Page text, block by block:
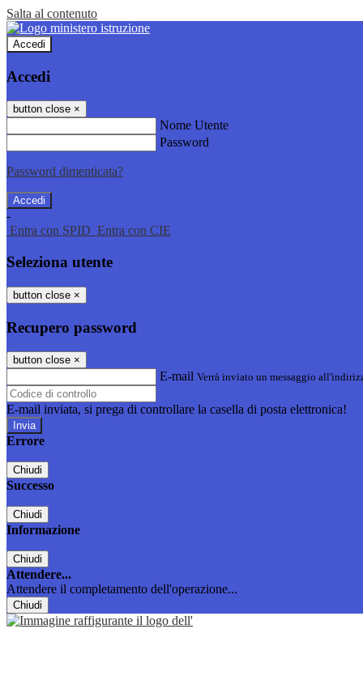
Salta al contenuto
Accedi
Accedi
button close ×
Nome Utente
Password
Password dimenticata?
-
Entra con SPID Entra con CIE
Seleziona utente
button close ×
Recupero password
button close ×
E-mail Verrà inviato un messaggio
E-mail inviata, si prega di controllare la casella di posta elettronica!
Errore
Chiudi
Successo
Chiudi
Informazione
Chiudi
Attendere...
Attendere il completamento dell'operazione...
Chiudi